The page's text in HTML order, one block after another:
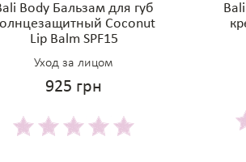
Body Бальзам для губ
Coconut
Lip Balm SPF15
Уход за лицом
925 грн